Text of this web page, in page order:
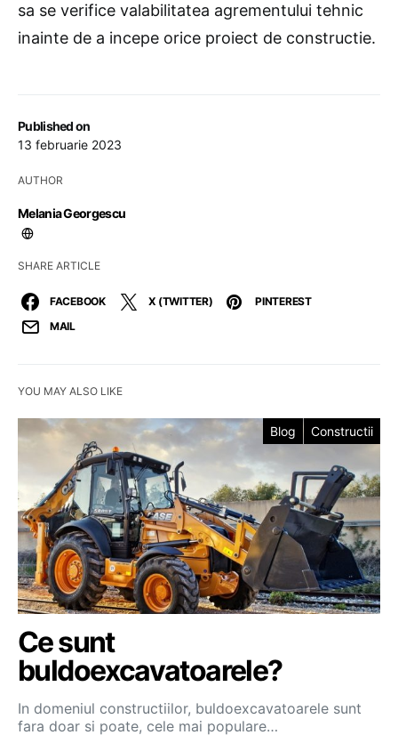
Published on
13 februarie 2023
AUTHOR
Melania Georgescu
SHARE ARTICLE
FACEBOOK X (TWITTER)
PINTEREST
MAIL
sa se verifice valabilitatea agrementului tehnic
inainte de a incepe orice proiect de constructie.
YOU MAY ALSO LIKE
Blog Constructii
Ce sunt
buldoexcavatoarele?
In domeniul constructiilor, buldoexcavatoarele sunt
fara doar si poate, cele mai populare…